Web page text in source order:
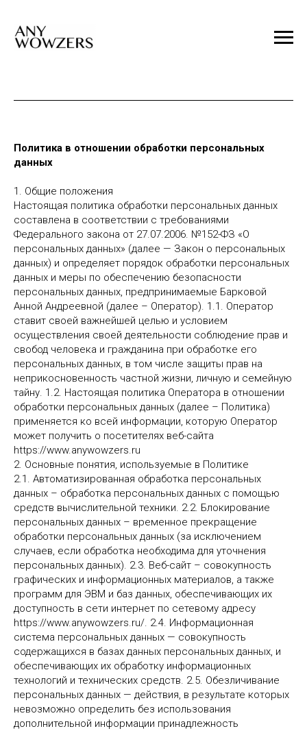
Политика в отношении обработки персональных
данных
1. Общие положения
Настоящая политика обработки персональных данных
составлена в соответствии с требованиями
Федерального закона от 27.07.2006. №152-ФЗ «О
персональных данных» (далее — Закон о персональных
данных) и определяет порядок обработки персональных
данных и меры по обеспечению безопасности
персональных данных, предпринимаемые Барковой
Анной Андреевной (далее – Оператор). 1.1. Оператор
ставит своей важнейшей целью и условием
осуществления своей деятельности соблюдение прав и
свобод человека и гражданина при обработке его
персональных данных, в том числе защиты прав на
неприкосновенность частной жизни, личную и семейную
тайну. 1.2. Настоящая политика Оператора в отношении
обработки персональных данных (далее – Политика)
применяется ко всей информации, которую Оператор
может получить о посетителях веб-сайта
https://www.anywowzers.ru
2. Основные понятия, используемые в Политике
2.1. Автоматизированная обработка персональных
данных – обработка персональных данных с помощью
средств вычислительной техники. 2.2. Блокирование
персональных данных – временное прекращение
обработки персональных данных (за исключением
случаев, если обработка необходима для уточнения
персональных данных). 2.3. Веб-сайт – совокупность
графических и информационных материалов, а также
программ для ЭВМ и баз данных, обеспечивающих их
доступность в сети интернет по сетевому адресу
https://www.anywowzers.ru/. 2.4. Информационная
система персональных данных — совокупность
содержащихся в базах данных персональных данных, и
обеспечивающих их обработку информационных
технологий и технических средств. 2.5. Обезличивание
персональных данных — действия, в результате которых
невозможно определить без использования
дополнительной информации принадлежность